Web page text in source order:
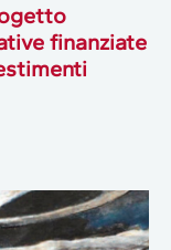
finanziate